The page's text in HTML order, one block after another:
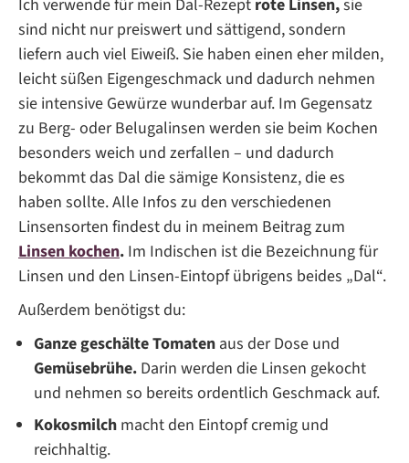
Ich verwende für mein Dal-Rezept rote Linsen,sie
sind nicht nur preiswert und sättigend, sondern
liefern auch viel Eiweiß. Sie haben einen eher milden,
leicht süßen Eigengeschmack und dadurch nehmen
sie intensive Gewürze wunderbar auf. Im Gegensatz
zu Berg- oder Belugalinsen werden sie beim Kochen
besonders weich und zerfallen – und dadurch
bekommt das Dal die sämige Konsistenz, die es
haben sollte. Alle Infos zu den verschiedenen
Linsensorten findest du in meinem Beitrag zum
Linsen kochen. Im Indischen ist die Bezeichnung für
Linsen und den Linsen-Eintopf übrigens beides „Dal“.
Außerdem benötigst du:
Ganze geschälte Tomaten aus der Dose und
Gemüsebrühe. Darin werden die Linsen gekocht
und nehmen so bereits ordentlich Geschmack auf.
Kokosmilch macht den Eintopf cremig und
reichhaltig.